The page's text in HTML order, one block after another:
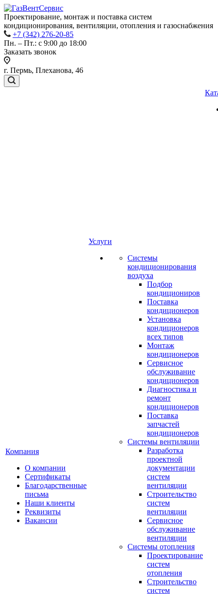
Проектирование, монтаж и поставка систем
кондиционирования, вентиляции, отопления и газоснабжения
+7 (342) 276-20-85
Пн. – Пт.: с 9:00 до 18:00
Заказать звонок
г. Пермь, Плеханова, 46
Компания
О компании
Сертификаты
Благодарственные
письма
Наши клиенты
Реквизиты
Вакансии
Услуги
Системы
кондиционирования
воздуха
Подбор
кондициониров
Поставка
кондиционеров
Установка
кондиционеров
всех типов
Монтаж
кондиционеров
Сервисное
обслуживание
кондиционеров
Диагностика и
ремонт
кондиционеров
Поставка
запчастей
кондиционеров
Системы вентиляции
Разработка
проектной
документации
систем
вентиляции
Строительство
систем
вентиляции
Сервисное
обслуживание
вентиляции
Системы отопления
Проектирование
систем
отопления
Строительство
систем